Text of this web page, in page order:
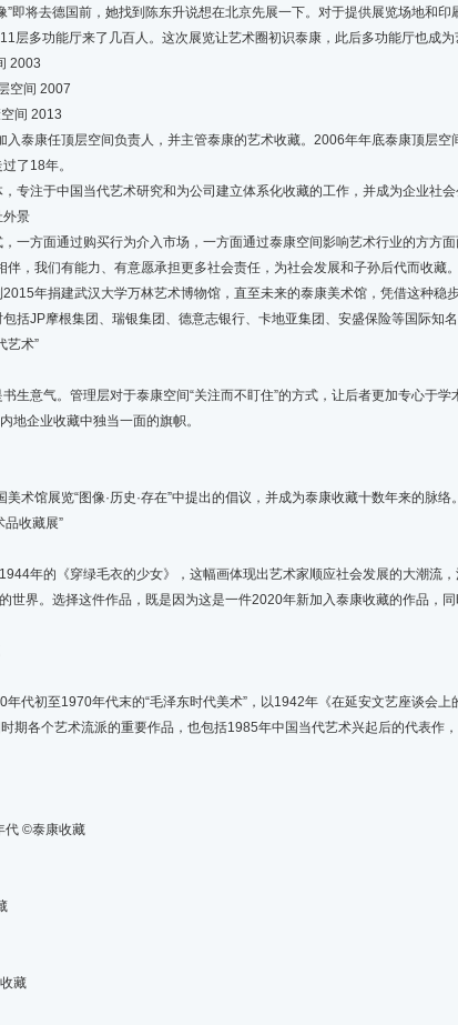
将去德国前，她找到陈东升说想在北京先展一下。对于提供展览场地和印
层多功能厅来了几百人。这次展览让艺术圈初识泰康，此后多功能厅也成为
2003
空间 2007
间 2013
康任顶层空间负责人，并主管泰康的艺术收藏。2006年年底泰康顶层空
了18年。
注于中国当代艺术研究和为公司建立体系化收藏的工作，并成为企业社会
景
方面通过购买行为介入市场，一方面通过泰康空间影响艺术行业的方方
伴，我们有能力、有意愿承担更多社会责任，为社会发展和子孙后代而收藏
年捐建武汉大学万林艺术博物馆，直至未来的泰康美术馆，凭借这种稳
括JP摩根集团、瑞银集团、德意志银行、卡地亚集团、安盛保险等国际知
艺术”
意气。管理层对于泰康空间“关注而不盯住”的方式，让后者更加专心于学
地企业收藏中独当一面的旗帜。
馆展览“图像·历史·存在”中提出的倡议，并成为泰康收藏十数年来的脉络。
收藏展”
年的《穿绿毛衣的少女》，这幅画体现出艺术家顺应社会发展的大潮流
世界。选择这件作品，既是因为这是一件2020年新加入泰康收藏的作品，
初至1970年代末的“毛泽东时代美术”，以1942年《在延安文艺座谈会上
期各个艺术流派的重要作品，也包括1985年中国当代艺术兴起后的代表作
©️泰康收藏
藏